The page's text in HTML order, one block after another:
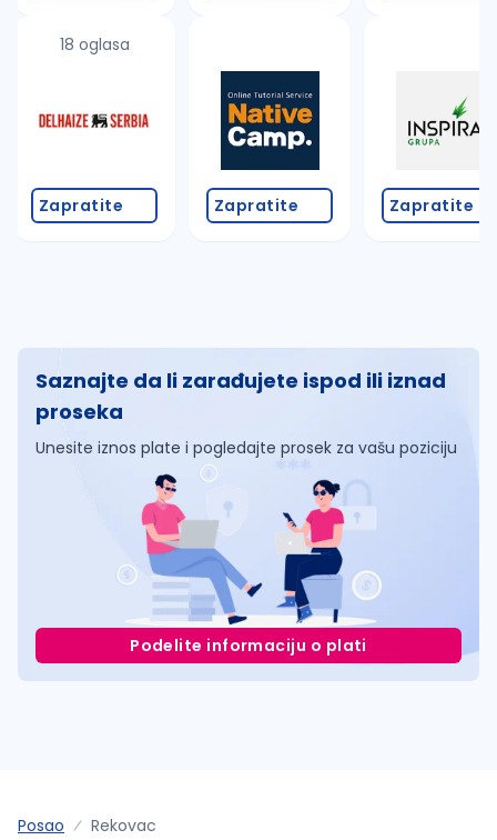
18 oglasa
Zapratite Zapratite Zapratite
Saznajte da li zarađujete ispod ili iznad
proseka
Unesite iznos plate i pogledajte prosek za vašu poziciju
Podelite informaciju o plati
Posao Rekovac